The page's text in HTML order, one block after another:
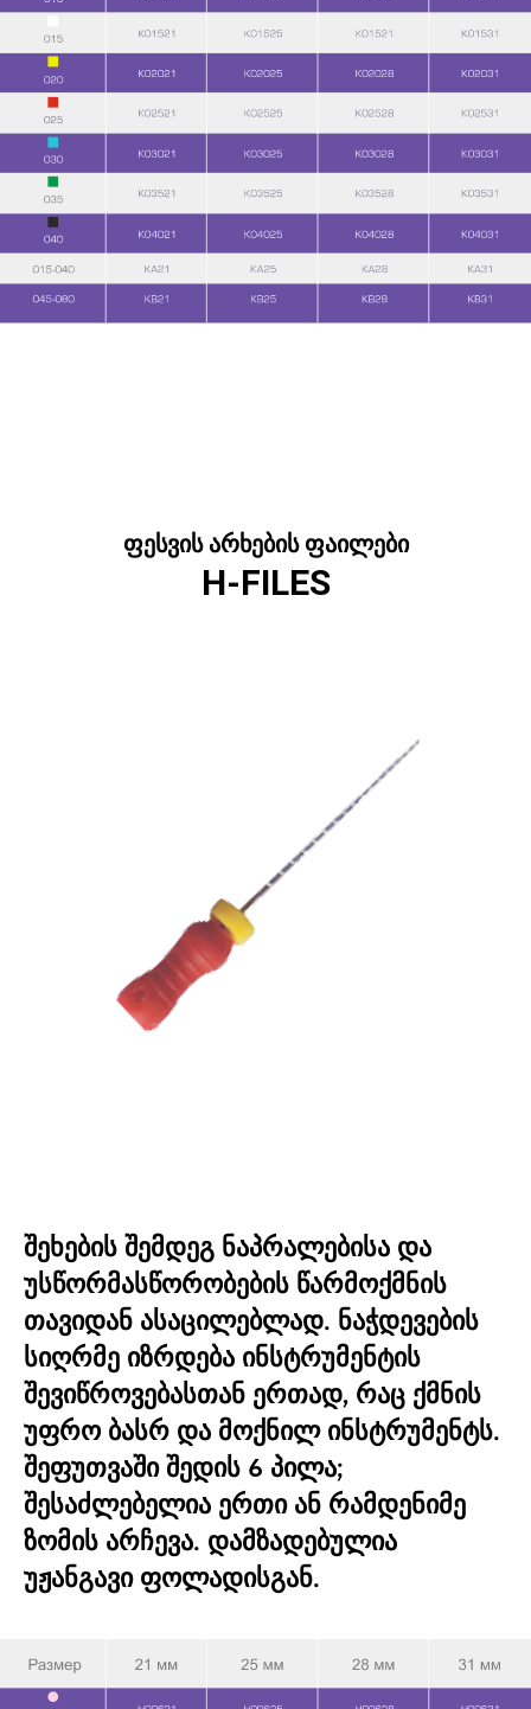
ფესვის არხების ფაილები
H-FILES
შეხების შემდეგ ნაპრალებისა და
უსწორმასწორობების წარმოქმნის
თავიდან ასაცილებლად. ნაჭდევების
სიღრმე იზრდება ინსტრუმენტის
შევიწროვებასთან ერთად, რაც ქმნის
უფრო ბასრ და მოქნილ ინსტრუმენტს.
შეფუთვაში შედის 6 პილა;
შესაძლებელია ერთი ან რამდენიმე
ზომის არჩევა. დამზადებულია
უჟანგავი ფოლადისგან.